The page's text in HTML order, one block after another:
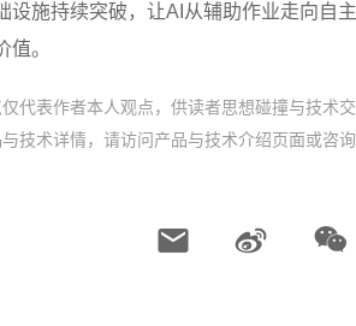
设施持续突破，让AI从辅助作业走向自
值。
代表作者本人观点，供读者思想碰撞与技术
技术详情，请访问产品与技术介绍页面或咨询